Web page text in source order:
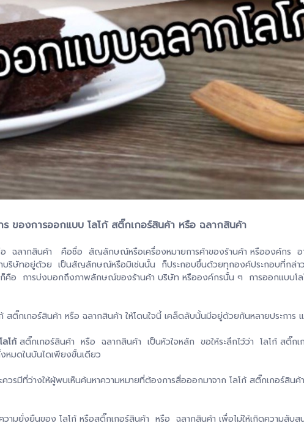
ของการออกแบบ โลโก้ สติ๊กเกอร์สินค้า หรือ ฉลากสินค้า
อ ฉลากสินค้า คือชื่อ สัญลักษณ์หรือเครื่องหมายการค้าของร้านค้า หรือองค์กร
ริษัทอยู่ด้วย เป็นสัญลักษณ์หรือมิเช่นนั้น ก็ประกอบขึ้นด้วยทุกองค์ประกอบที่กล่าว
อ การบ่งบอกถึงภาพลักษณ์ของร้านค้า บริษัท หรือองค์กรนั้น ๆ การออกแบบ
สติ๊กเกอร์สินค้า หรือ ฉลากสินค้า ให้โดนใจนี้ เคล็ดลับนั้นมีอยู่ด้วยกันหลายประกา
ลโก้สติ๊กเกอร์สินค้า หรือ ฉลากสินค้า เป็นหัวใจหลัก ขอให้ระลึกไว้ว่า โลโก้ สติ๊กเ
สินค้าของท่านทั้งหมดในบันไ
ควรมีที่ว่างให้ผู้พบเห็นค้นหาความหมายที่ต้องการสื่อออกมาจาก โลโก้ สติ๊กเกอ
ามยั่งยืนของ โลโก้ หรือสติ๊กเกอร์สินค้า หรือ ฉลากสินค้า เพื่อไม่ให้เกิดความสั